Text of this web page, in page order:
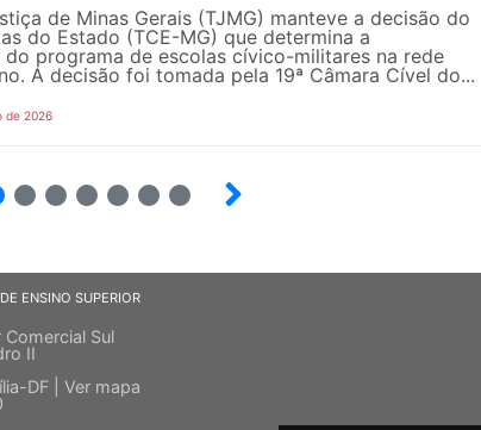
de Minas Gerais (TJMG) manteve a decisão do
do Estado (TCE-MG) que determina a
programa de escolas cívico-militares na rede
A decisão foi tomada pela 19ª Câmara Cível do...
de 2026
ENSINO SUPERIOR
Sul
II
DF | Ver mapa